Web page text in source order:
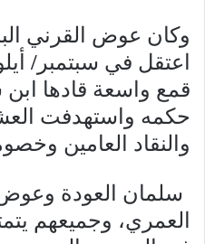
قمع واسعة قادها
حكمه واستهدفت
والنقاد العامين
سلمان العودة
العمري، وجميعهم